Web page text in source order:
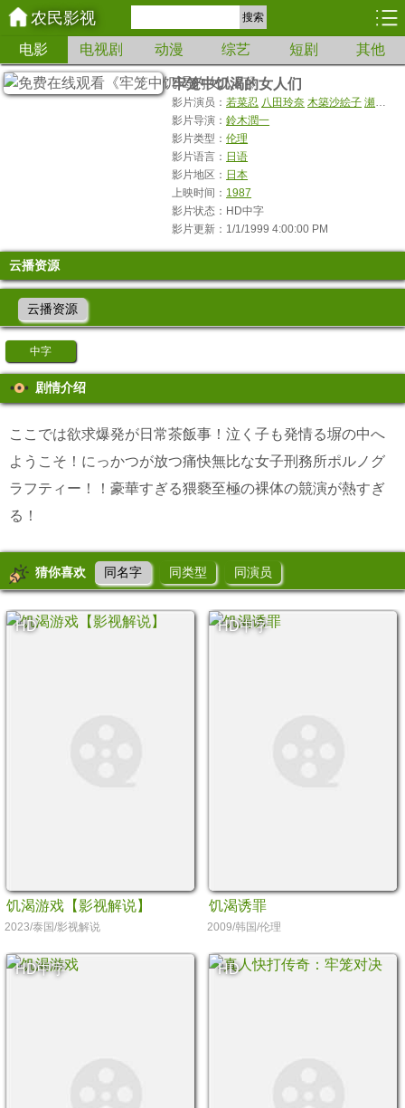
农民影视 搜索
电影 电视剧 动漫 综艺 短剧 其他
牢笼中饥渴的女人们
影片演员：若菜忍 八田玲奈 木築沙絵子 瀬川智美
影片导演：鈴木潤一
影片类型：伦理
影片语言： 日语
影片地区： 日本
上映时间： 1987
影片状态：HD中字
影片更新：1/1/1999 4:00:00 PM
云播资源
云播资源
中字
剧情介绍
ここでは欲求爆発が日常茶飯事！泣く子も発情る塀の中へ
ようこそ！にっかつが放つ痛快無比な女子刑務所ポルノグ
ラフティー！！豪華すぎる猥褻至極の裸体の競演が熱すぎ
る！
猜你喜欢 同名字 同类型 同演员
HD
饥渴游戏【影视解说】
2023/泰国/影视解说
HD中字
饥渴诱罪
2009/韩国/伦理
HD中字 HD